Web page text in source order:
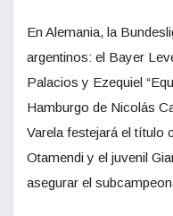
En Alemania, la
argentinos: el Bayer
Palacios y Ezequiel
Hamburgo de Nicolás
Varela festejará el título
Otamendi y el juvenil
asegurar el